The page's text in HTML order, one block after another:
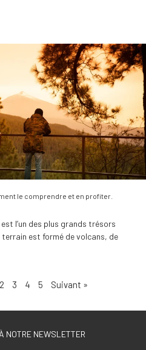
le comprendre et en profiter.
l’un des plus grands trésors
terrain est formé de volcans, de
2 3 4 5 Suivant »
NOTRE NEWSLETTER